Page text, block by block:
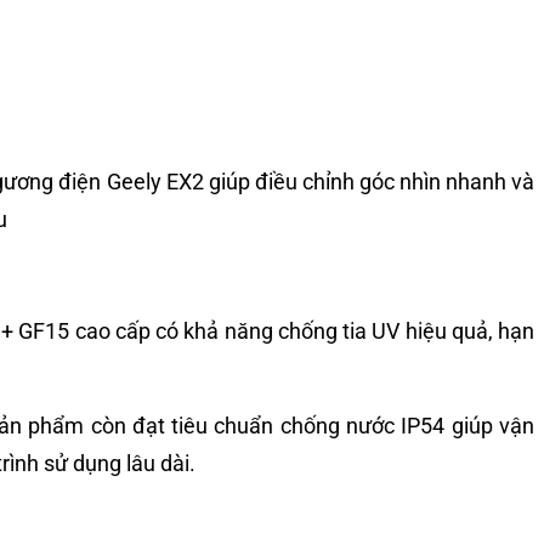
điện Geely EX2 giúp điều chỉnh góc nhìn nhanh và
cao cấp có khả năng chống tia UV hiệu quả, hạn
phẩm còn đạt tiêu chuẩn chống nước IP54 giúp vận
sử dụng lâu dài.